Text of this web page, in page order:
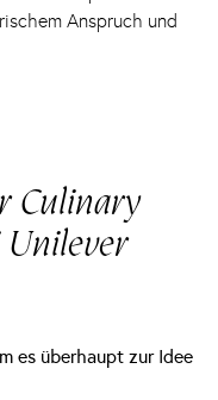
Anspruch und
Culinary
es überhaupt zur Idee